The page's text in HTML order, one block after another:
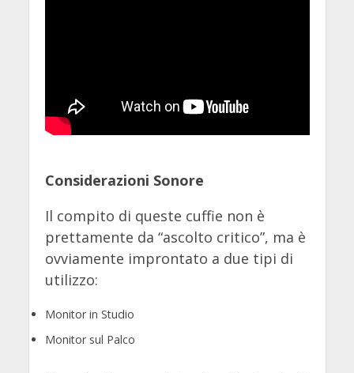
Considerazioni Sonore
Il compito di queste cuffie non è
prettamente da “ascolto critico”, ma è
ovviamente improntato a due tipi di
utilizzo:
Monitor in Studio
Monitor sul Palco